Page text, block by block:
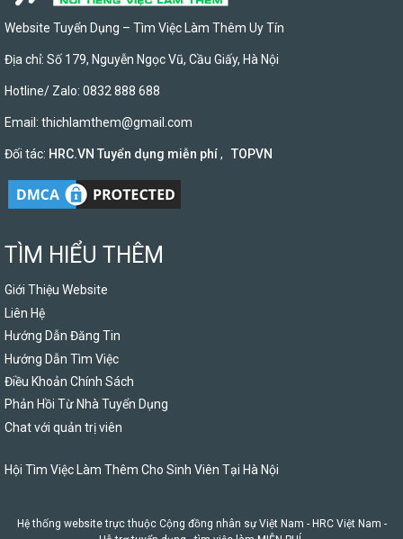
Website Tuyển Dụng – Tìm Việc Làm Thêm Uy Tín
Địa chỉ: Số 179, Nguyễn Ngọc Vũ, Cầu Giấy, Hà Nội
Hotline/ Zalo: 0832 888 688
Email: thichlamthem@gmail.com
Đối tác: HRC.VN Tuyển dụng miễn phí, TOPVN
TÌM HIỂU THÊM
Giới Thiệu Website
Liên Hệ
Hướng Dẫn Đăng Tin
Hướng Dẫn Tìm Việc
Điều Khoản Chính Sách
Phản Hồi Từ Nhà Tuyển Dụng
Chat với quản trị viên
Hội Tìm Việc Làm Thêm Cho Sinh Viên Tại Hà Nội
Hệ thống website trực thuộc Cộng đồng nhân sự Việt Nam - HRC Việt Nam -